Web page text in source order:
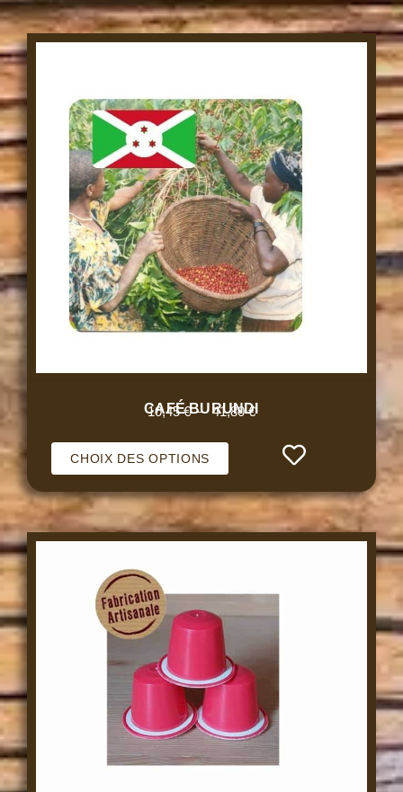
CAFÉ BURUNDI
10,45€ – 41,80€
CHOIX DES OPTIONS